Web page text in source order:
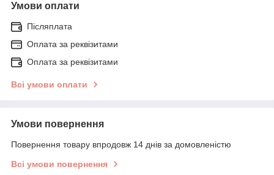
Умови оплати
Післяплата
Оплата за реквізитами
Оплата за реквізитами
Всі умови оплати
Умови повернення
Повернення товару впродовж 14 днів за домовленістю
Всі умови повернення